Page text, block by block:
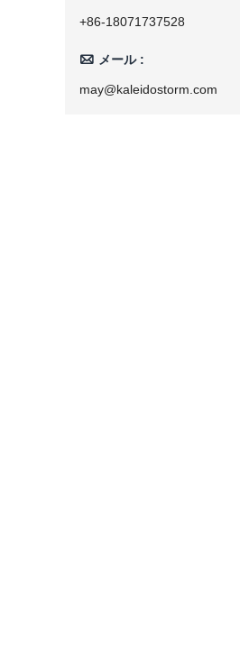
+86-18071737528
 メール :
may@kaleidostorm.com